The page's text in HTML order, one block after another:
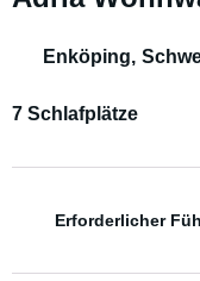
Enköping,
7 Schlafplätze
Erforderlicher